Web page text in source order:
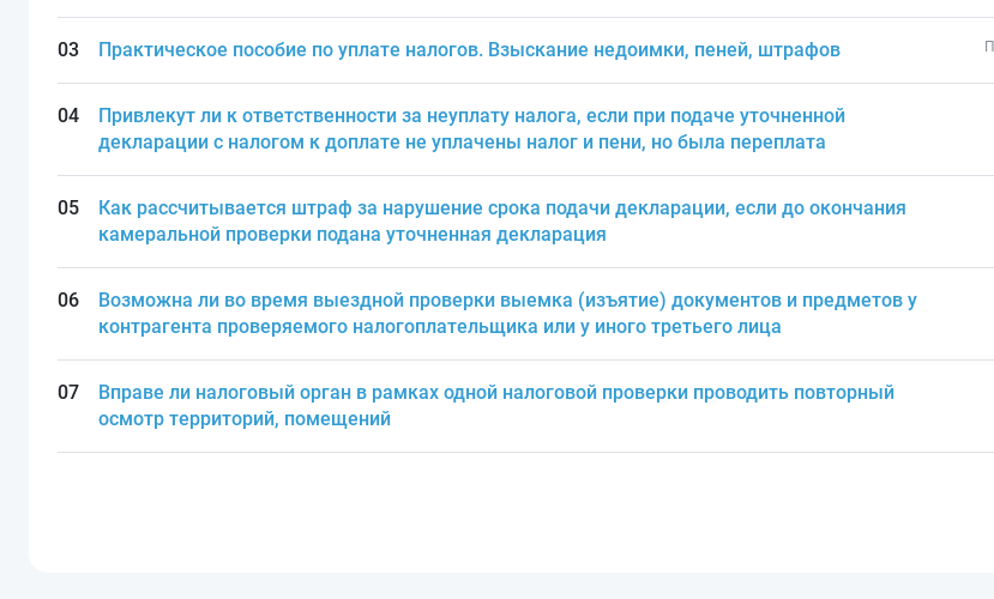
Практическое пособие по уплате налогов. Взыскание недоимки, пеней, штрафов
Привлекут ли к ответственности за неуплату налога, если при подаче уточненной
декларации с налогом к доплате не уплачены налог и пени, но была переплата
Как рассчитывается штраф за нарушение срока подачи декларации, если до окончания
камеральной проверки подана уточненная декларация
Возможна ли во время выездной проверки выемка (изъятие) документов и предметов у
контрагента проверяемого налогоплательщика или у иного третьего лица
Вправе ли налоговый орган в рамках одной налоговой проверки проводить повторный
осмотр территорий, помещений